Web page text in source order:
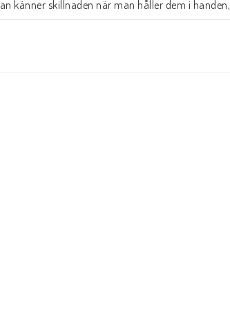
känner skillnaden när man håller dem i handen,
roliga lekar!